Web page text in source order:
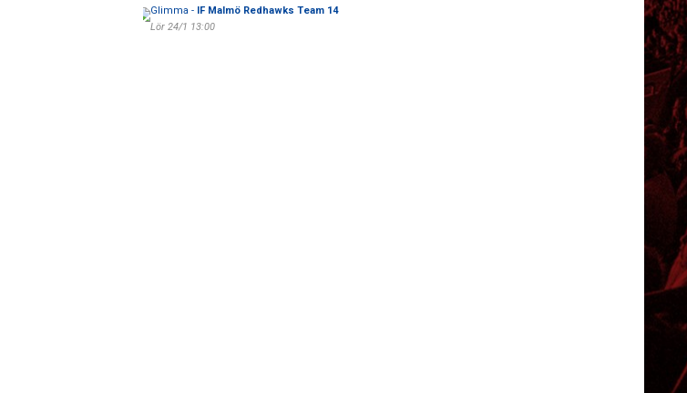
Glimma - IF Malmö Redhawks Team 14
Lör 24/1 13:00